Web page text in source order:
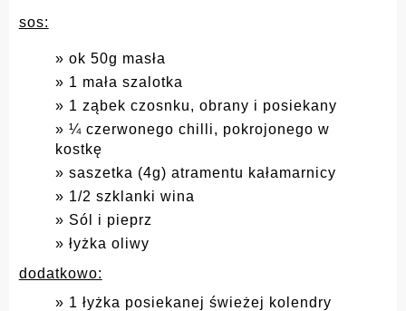
sos:
ok 50g masła
1 mała szalotka
1 ząbek czosnku, obrany i posiekany
¼ czerwonego chilli, pokrojonego w
kostkę
saszetka (4g) atramentu kałamarnicy
1/2 szklanki wina
Sól i pieprz
łyżka oliwy
dodatkowo:
1 łyżka posiekanej świeżej kolendry